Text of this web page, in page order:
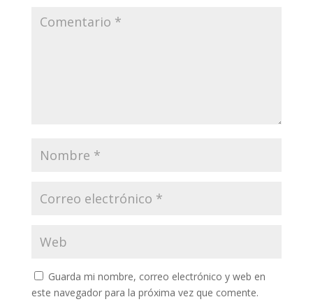
Guarda mi nombre, correo electrónico y web en
este navegador para la próxima vez que comente.